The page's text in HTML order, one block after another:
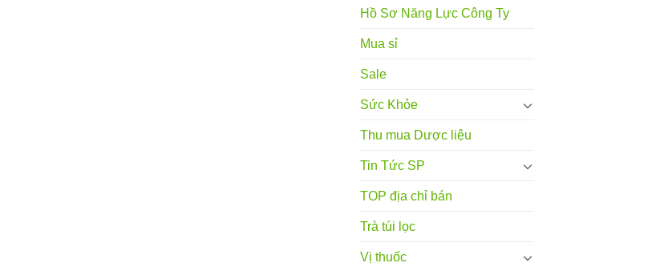
Hồ Sơ Năng Lực Công Ty
Mua sỉ
Sale
Sức Khỏe
Thu mua Dược liệu
Tin Tức SP
TOP địa chỉ bán
Trà túi lọc
Vị thuốc